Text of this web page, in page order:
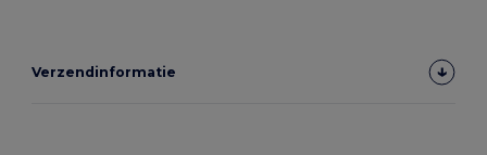
Verzendinformatie